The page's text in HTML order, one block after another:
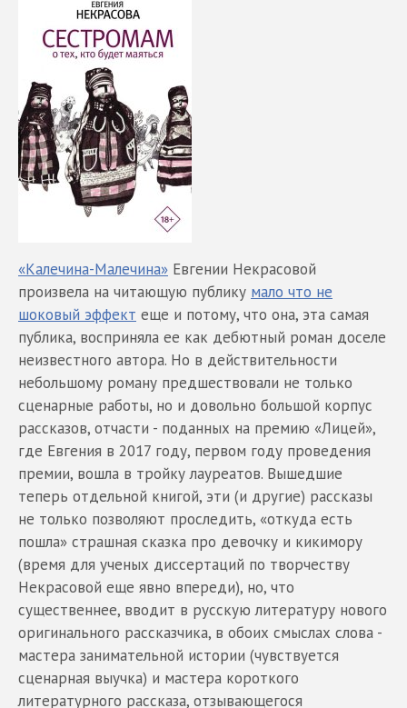
«Калечина-Малечина» Евгении Некрасовой
произвела на читающую публику мало что не
шоковый эффект еще и потому, что она, эта самая
публика, восприняла ее как дебютный роман доселе
неизвестного автора. Но в действительности
небольшому роману предшествовали не только
сценарные работы, но и довольно большой корпус
рассказов, отчасти - поданных на премию «Лицей»,
где Евгения в 2017 году, первом году проведения
премии, вошла в тройку лауреатов. Вышедшие
теперь отдельной книгой, эти (и другие) рассказы
не только позволяют проследить, «откуда есть
пошла» страшная сказка про девочку и кикимору
(время для ученых диссертаций по творчеству
Некрасовой еще явно впереди), но, что
существеннее, вводит в русскую литературу нового
оригинального рассказчика, в обоих смыслах слова -
мастера занимательной истории (чувствуется
сценарная выучка) и мастера короткого
литературного рассказа, отзывающегося